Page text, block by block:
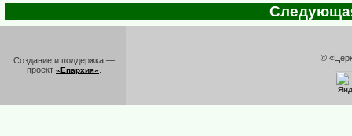
Создание и поддержка —
проект «Епархия»
©